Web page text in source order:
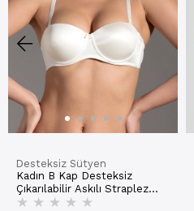
Desteksiz Sütyen
Kadın B Kap Desteksiz
Çıkarılabilir Askılı Straplez
Basic Sütyen | Ekru 7050
★ ★ ★ ★ ★